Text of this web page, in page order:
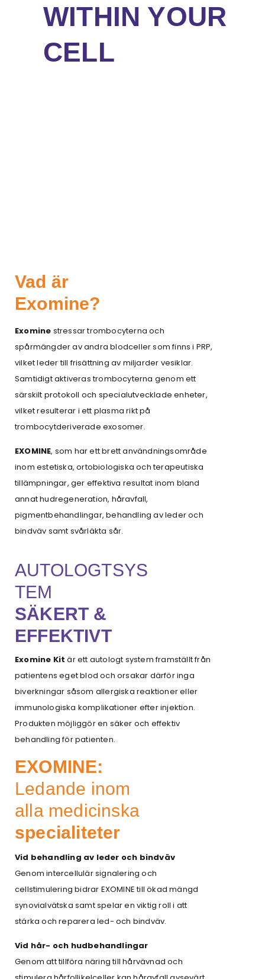
WITHIN YOUR
CELL
Vad är
Exomine?
Exomine stressar trombocyterna och
spårmängder av andra blodceller som finns i PRP,
vilket leder till frisättning av miljarder vesiklar.
Samtidigt aktiveras trombocyterna genom ett
särskilt protokoll och specialutvecklade enheter,
vilket resulterar i ett plasma rikt på
trombocytderiverade exosomer.
EXOMINE, som har ett brett användningsområde
inom estetiska, ortobiologiska och terapeutiska
tillämpningar, ger effektiva resultat inom bland
annat hudregeneration, håravfall,
pigmentbehandlingar, behandling av leder och
bindväv samt svårläkta sår.
AUTOLOGTSYS
TEM
SÄKERT &
EFFEKTIVT
Exomine Kit är ett autologt system framställt från
patientens eget blod och orsakar därför inga
biverkningar såsom allergiska reaktioner eller
immunologiska komplikationer efter injektion.
Produkten möjliggör en säker och effektiv
behandling för patienten.
EXOMINE:
Ledande inom
alla medicinska
specialiteter
Vid behandling av leder och bindväv
Genom intercellulär signalering och
cellstimulering bidrar EXOMINE till ökad mängd
synovialvätska samt spelar en viktig roll i att
stärka och reparera led- och bindväv.
Vid hår- och hudbehandlingar
Genom att tillföra näring till hårvävnad och